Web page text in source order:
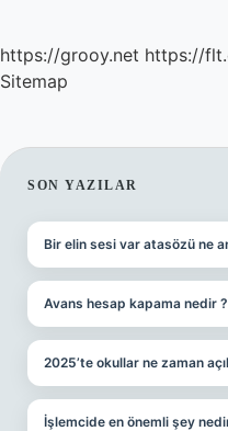
https://grooy.net https://
Sitemap
SIDEBAR
SON YAZILAR
Bir elin sesi var atasözü ne
Avans hesap kapama nedir ?
2025’te okullar ne zaman
İşlemcide en önemli şey